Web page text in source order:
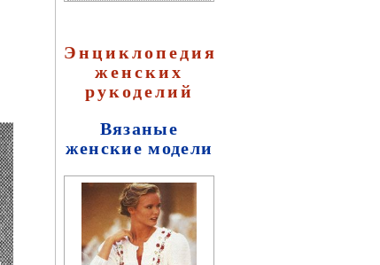
Архив журнала "Твоё
Энциклопедия
женских
рукоделий
Вязаные
женские модели